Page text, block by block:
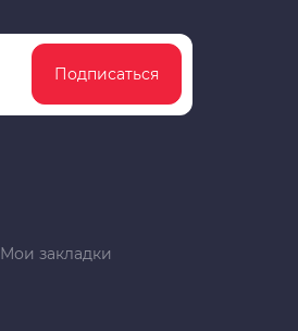
Подписаться
Мои закладки